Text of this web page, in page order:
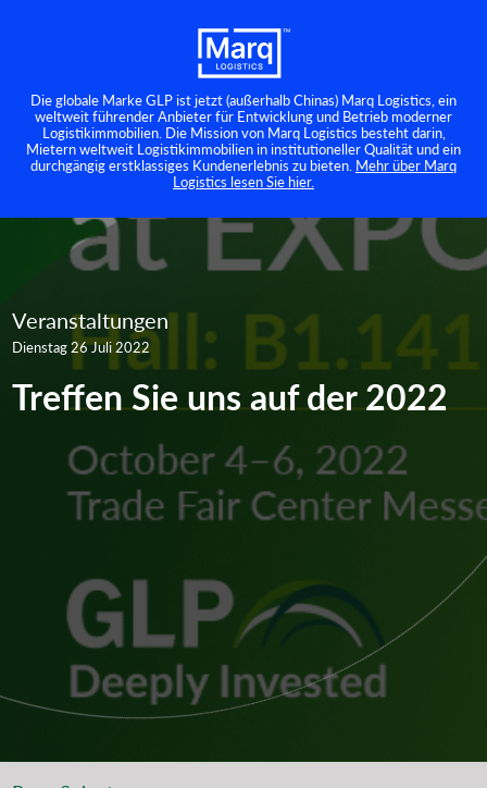
Die globale Marke GLP ist jetzt (außerhalb Chinas) Marq Logistics, ein
weltweit führender Anbieter für Entwicklung und Betrieb moderner
Logistikimmobilien. Die Mission von Marq Logistics besteht darin,
Mietern weltweit Logistikimmobilien in institutioneller Qualität und ein
durchgängig erstklassiges Kundenerlebnis zu bieten. Mehr über Marq
Logistics lesen Sie hier.
Veranstaltungen
Dienstag 26 Juli 2022
Treffen Sie uns auf der 2022